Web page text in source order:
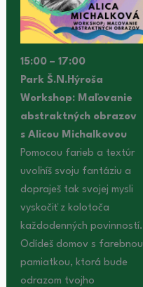
15:00 – 17:00
Park Š.N.Hýroša
Workshop: Maľovanie
abstraktných obrazov
s Alicou Michalkovou
Pomocou farieb a textúr
uvoľníš svoju fantáziu a
dopraješ tak svojej mysli
vyskočiť z kolotoča
každodenných povinností.
Odídeš domov s farebnou
pamiatkou, ktorá bude
odrazom tvojho